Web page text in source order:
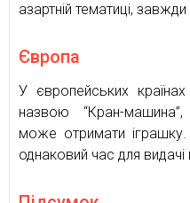
азартній тематиці, завжди
Європа
У європейських
назвою “Кран-
може отримати іграшку.
однаковий час для видачі